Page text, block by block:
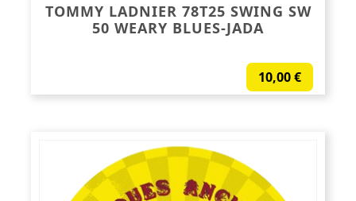
TOMMY LADNIER 78T25 SWING SW
50 WEARY BLUES-JADA
10,00€